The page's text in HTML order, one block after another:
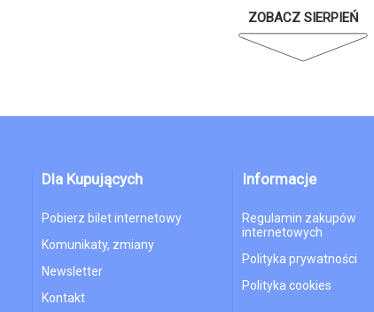
ZOBACZ SIERPIEŃ
Dla Kupujących
Pobierz bilet internetowy
Komunikaty, zmiany
Newsletter
Kontakt
Informacje
Regulamin zakupów
internetowych
Polityka prywatności
Polityka cookies